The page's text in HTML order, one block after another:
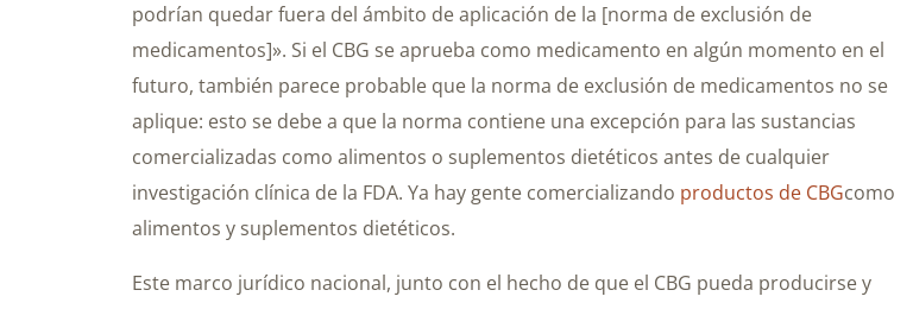
podrían quedar fuera del ámbito de aplicación de la [norma de exclusión de
medicamentos]». Si el CBG se aprueba como medicamento en algún momento en el
futuro, también parece probable que la norma de exclusión de medicamentos no se
aplique: esto se debe a que la norma contiene una excepción para las sustancias
comercializadas como alimentos o suplementos dietéticos antes de cualquier
investigación clínica de la FDA. Ya hay gente comercializando productos de CBGcomo
alimentos y suplementos dietéticos.
Este marco jurídico nacional, junto con el hecho de que el CBG pueda producirse y